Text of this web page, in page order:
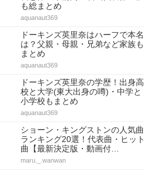
も総まとめ
aquanaut369
ドーキンズ英里奈はハーフで本名
は？父親・母親・兄弟など家族も
まとめ
aquanaut369
ドーキンズ英里奈の学歴！出身高
校と大学(東大出身の噂)・中学と
小学校もまとめ
aquanaut369
ショーン・キングストンの人気曲
ランキング20選！代表曲・ヒット
曲【最新決定版・動画付…
maru._.wanwan